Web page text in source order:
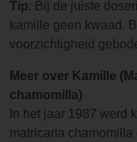
Tip: Bij de juiste
kamille geen kwaad.
voorzichtigheid
Meer over Kamille
chamomilla)
In het jaar 1987 werd
matricaria